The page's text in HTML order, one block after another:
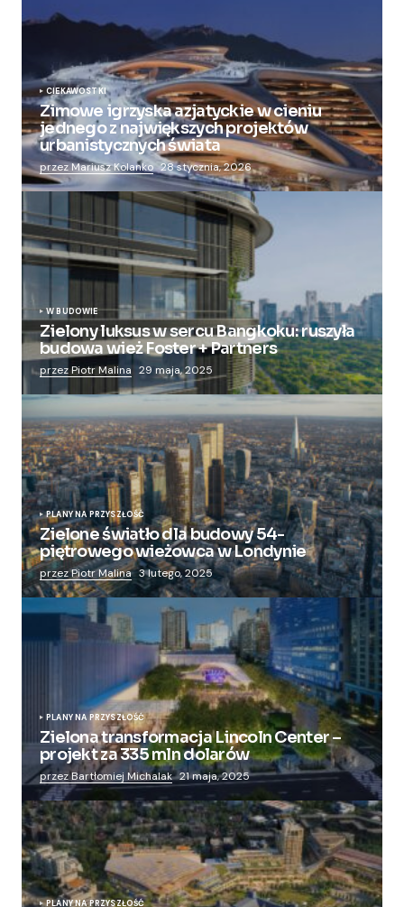
CIEKAWOSTKI
Zimowe igrzyska azjatyckie w cieniu
jednego z największych projektów
urbanistycznych świata
przez Mariusz Kolanko 28 stycznia, 2026
W BUDOWIE
Zielony luksus w sercu Bangkoku: ruszyła
budowa wież Foster + Partners
przez Piotr Malina 29 maja, 2025
PLANY NA PRZYSZŁOŚĆ
Zielone światło dla budowy 54-
piętrowego wieżowca w Londynie
przez Piotr Malina 3 lutego, 2025
PLANY NA PRZYSZŁOŚĆ
Zielona transformacja Lincoln Center –
projekt za 335 mln dolarów
przez Bartłomiej Michalak 21 maja, 2025
PLANY NA PRZYSZŁOŚĆ